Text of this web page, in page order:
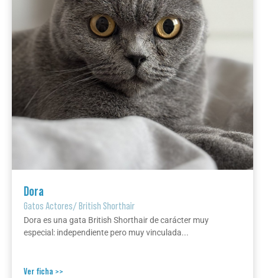
Dora
Gatos Actores/British Shorthair
Dora es una gata British Shorthair de carácter muy
especial: independiente pero muy vinculada...
Ver ficha >>